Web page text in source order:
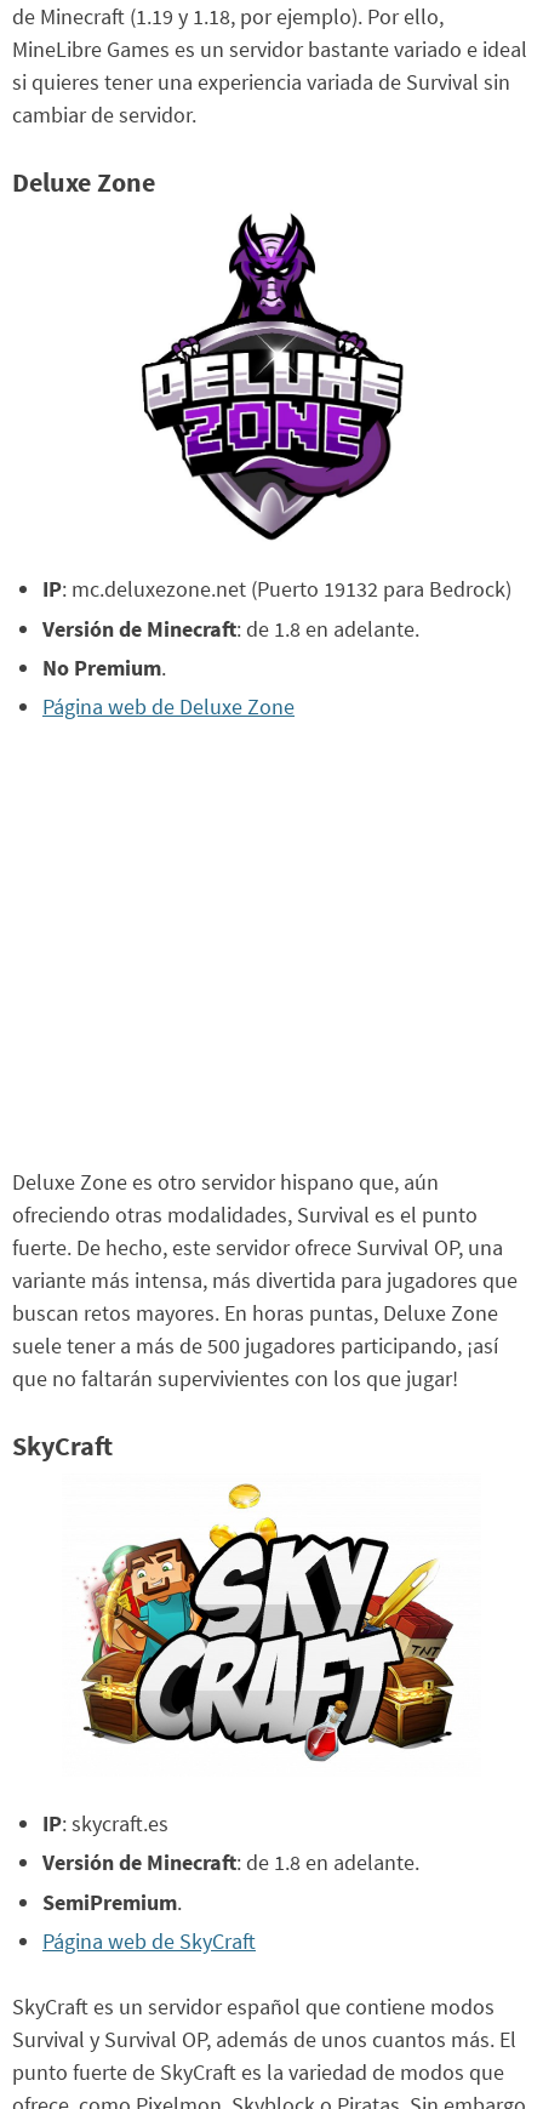
de Minecraft (1.19 y 1.18, por ejemplo). Por ello,
MineLibre Games es un servidor bastante variado e ideal
si quieres tener una experiencia variada de Survival sin
cambiar de servidor.
Deluxe Zone
IP: mc.deluxezone.net (Puerto 19132 para Bedrock)
Versión de Minecraft: de 1.8 en adelante.
No Premium.
Página web de Deluxe Zone
Deluxe Zone es otro servidor hispano que, aún
ofreciendo otras modalidades, Survival es el punto
fuerte. De hecho, este servidor ofrece Survival OP, una
variante más intensa, más divertida para jugadores que
buscan retos mayores. En horas puntas, Deluxe Zone
suele tener a más de 500 jugadores participando, ¡así
que no faltarán supervivientes con los que jugar!
SkyCraft
IP: skycraft.es
Versión de Minecraft: de 1.8 en adelante.
SemiPremium.
Página web de SkyCraft
SkyCraft es un servidor español que contiene modos
Survival y Survival OP, además de unos cuantos más. El
punto fuerte de SkyCraft es la variedad de modos que